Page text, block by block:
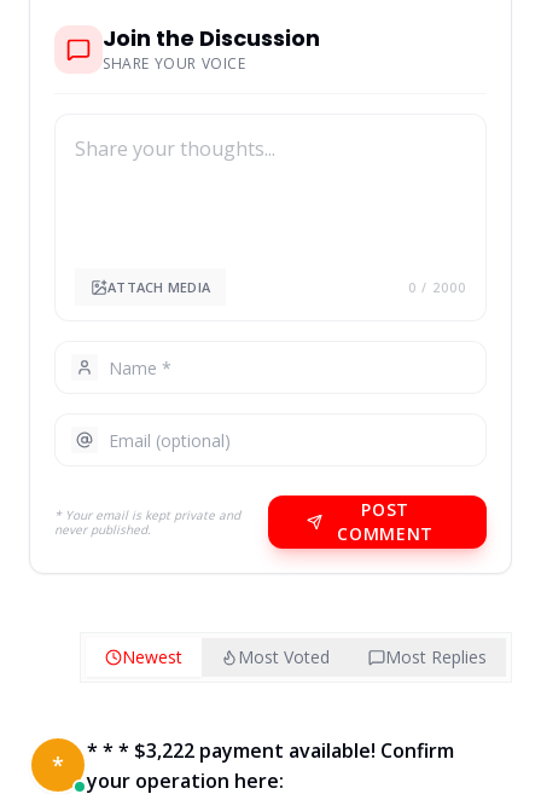
Join the Discussion
SHARE YOUR VOICE
ATTACH MEDIA 0 / 2000
* Your email is kept private and
never published.
POST
COMMENT
Newest Most Voted Most Replies
*
* * * $3,222 payment available! Confirm
your operation here: